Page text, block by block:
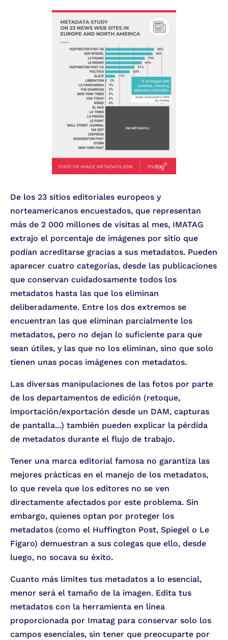
De los 23 sitios editoriales europeos y
norteamericanos encuestados, que representan
más de 2 000 millones de visitas al mes, IMATAG
extrajo el porcentaje de imágenes por sitio que
podían acreditarse gracias a sus metadatos. Pueden
aparecer cuatro categorías, desde las publicaciones
que conservan cuidadosamente todos los
metadatos hasta las que los eliminan
deliberadamente. Entre los dos extremos se
encuentran las que eliminan parcialmente los
metadatos, pero no dejan lo suficiente para que
sean útiles, y las que no los eliminan, sino que solo
tienen unas pocas imágenes con metadatos.
Las diversas manipulaciones de las fotos por parte
de los departamentos de edición (retoque,
importación/exportación desde un DAM, capturas
de pantalla...) también pueden explicar la pérdida
de metadatos durante el flujo de trabajo.
Tener una marca editorial famosa no garantiza las
mejores prácticas en el manejo de los metadatos,
lo que revela que los editores no se ven
directamente afectados por este problema. Sin
embargo, quienes optan por proteger los
metadatos (como el Huffington Post, Spiegel o Le
Figaro) demuestran a sus colegas que ello, desde
luego, no socava su éxito.
Cuanto más limites tus metadatos a lo esencial,
menor será el tamaño de la imagen. Edita tus
metadatos con la herramienta en línea
proporcionada por Imatag para conservar solo los
campos esenciales, sin tener que preocuparte por